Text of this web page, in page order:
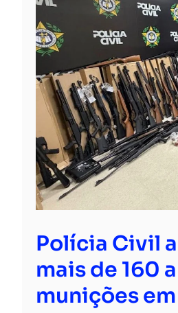
Polícia Civil
mais de 160
munições